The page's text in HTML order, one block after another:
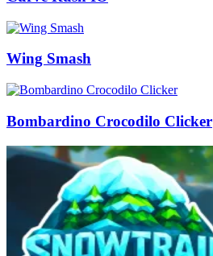
Wing Smash
Bombardino Crocodilo Clicker